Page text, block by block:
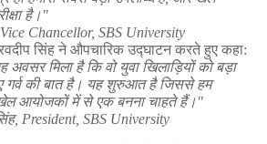
है। "
Chancellor, SBS University
सिंह ने औपचारिक उद्घाटन करते हुए कहा
अवसर मिला है कि वो युवा खिलाड़ियों को बड़ा
गर्व की बात है। यह शुरुआत है जिससे हम
आयोजकों में से एक बनना चाहते हैं। "
, President, SBS University